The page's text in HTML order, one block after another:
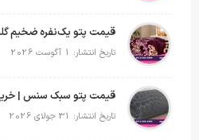
تاریخ انتشار: 1 آگوست 2026
تاریخ انتشار: 31 جولای 2026